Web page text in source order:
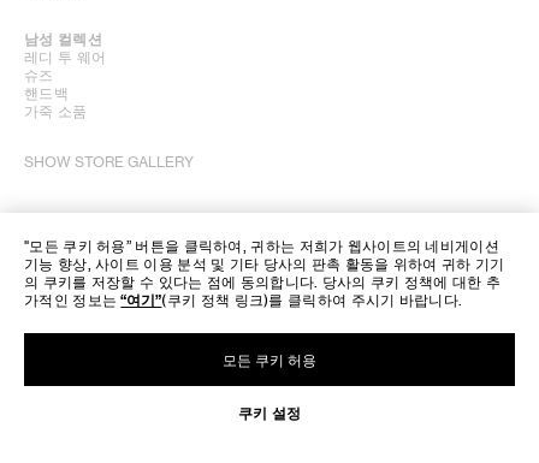
남성 컬렉션
레디 투 웨어
슈즈
핸드백
가죽 소품
SHOW STORE GALLERY
"모든 쿠키 허용” 버튼을 클릭하여, 귀하는 저희가 웹사이트의 네비게이션
기능 향상, 사이트 이용 분석 및 기타 당사의 판촉 활동을 위하여 귀하 기기
의 쿠키를 저장할 수 있다는 점에 동의합니다. 당사의 쿠키 정책에 대한 추
가적인 정보는“여기”(쿠키 정책 링크)를 클릭하여 주시기 바랍니다.
쿠키 설정
모든 쿠키 허용